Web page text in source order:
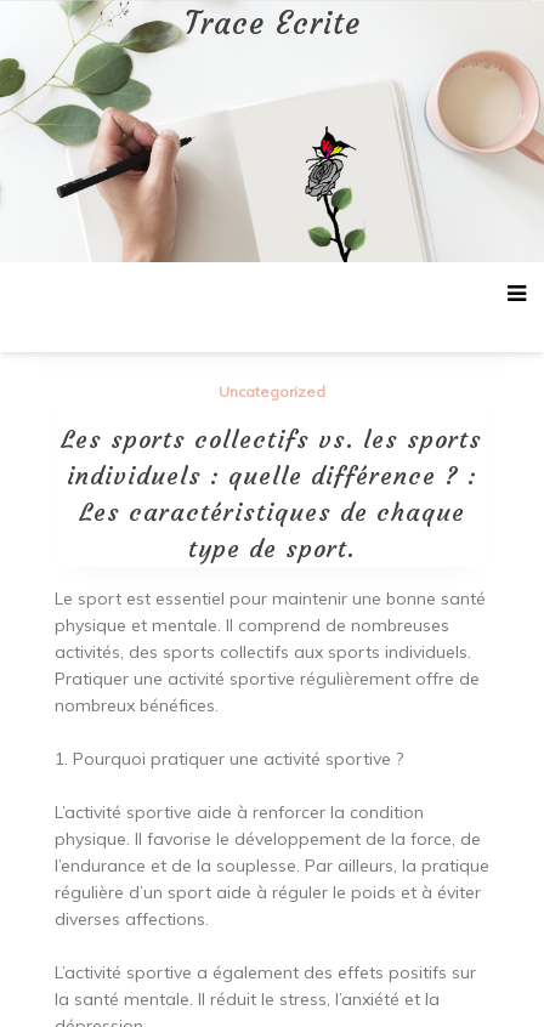
contenu
Trace Ecrite
Uncategorized
Les sports collectifs vs. les sports
individuels : quelle différence ? :
Les caractéristiques de chaque
type de sport.
Le sport est essentiel pour maintenir une bonne santé
physique et mentale. Il comprend de nombreuses
activités, des sports collectifs aux sports individuels.
Pratiquer une activité sportive régulièrement offre de
nombreux bénéfices.
1. Pourquoi pratiquer une activité sportive ?
L’activité sportive aide à renforcer la condition
physique. Il favorise le développement de la force, de
l’endurance et de la souplesse. Par ailleurs, la pratique
régulière d’un sport aide à réguler le poids et à éviter
diverses affections.
L’activité sportive a également des effets positifs sur
la santé mentale. Il réduit le stress, l’anxiété et la